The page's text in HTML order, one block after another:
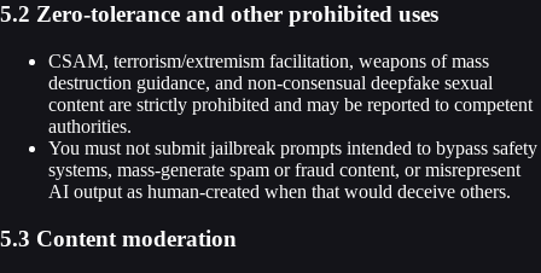
5.2 Zero-tolerance and other prohibited uses
CSAM, terrorism/extremism facilitation, weapons of mass
destruction guidance, and non-consensual deepfake sexual
content are strictly prohibited and may be reported to competent
authorities.
You must not submit jailbreak prompts intended to bypass safety
systems, mass-generate spam or fraud content, or misrepresent
AI output as human-created when that would deceive others.
5.3 Content moderation